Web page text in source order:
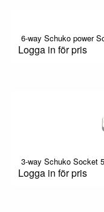
6-way Schuko power
Logga in för pris
3-way Schuko Socket
Logga in för pris